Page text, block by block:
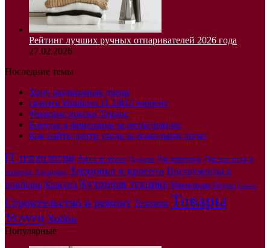
Рейтинг лучших ручных отпаривателей 2026 года
27.02.2026
Последние темы
Хочу раздвижные двери
скачать Windows 11 24H2 торрент
Финские краски Текнос
Бонусы и фриспины за регистрацию
Как найти центр ухода за пожилыми легко
IT технологии Авто и мото Гаджеты Для животных Для чистоты и
порядка Здоровье Здоровье и красота Инструменты и
приборы Красота Кухонная техника Материалы Отдых Спорт
Строительство и ремонт Техника Товары
Услуги Хобби
Популярные